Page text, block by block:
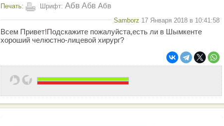
Печать: Шрифт: Абв Абв Абв
Samborz 17 Января 2018 в 10:41:58
Всем Привет!Подскажите пожалуйста,есть ли в Шымкенте
хороший челюстно-лицевой хирург?